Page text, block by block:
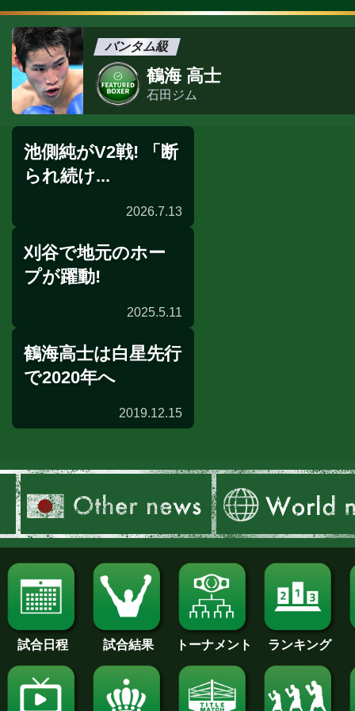
バンタム級
鶴海 高士
石田ジム
発表会見
池側純がV2戦! 「断
られ続け...
2026.7.13
試合後談話
刈谷で地元のホー
プが躍動!
2025.5.11
鶴海高士は白星先行
で2020年へ
2019.12.15
試合日程 試合結果 トーナメント ランキング